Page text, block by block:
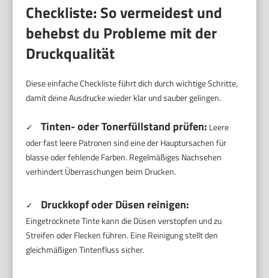
Checkliste: So vermeidest und
behebst du Probleme mit der
Druckqualität
Diese einfache Checkliste führt dich durch wichtige Schritte,
damit deine Ausdrucke wieder klar und sauber gelingen.
✓ Tinten- oder Tonerfüllstand prüfen: Leere
oder fast leere Patronen sind eine der Hauptursachen für
blasse oder fehlende Farben. Regelmäßiges Nachsehen
verhindert Überraschungen beim Drucken.
✓ Druckkopf oder Düsen reinigen:
Eingetrocknete Tinte kann die Düsen verstopfen und zu
Streifen oder Flecken führen. Eine Reinigung stellt den
gleichmäßigen Tintenfluss sicher.